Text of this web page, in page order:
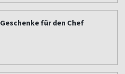
Geschenke für den Chef